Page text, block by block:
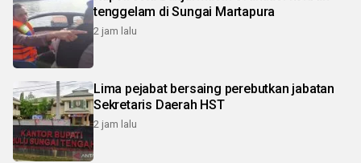
tenggelam di Sungai Martapura
2 jam lalu
Lima pejabat bersaing perebutkan jabatan
Sekretaris Daerah HST
2 jam lalu